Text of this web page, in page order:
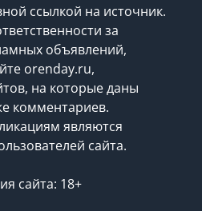
ссылкой на источник.
за
объявлений,
orenday.ru,
на которые даны
комментариев.
являются
сайта.
сайта: 18+